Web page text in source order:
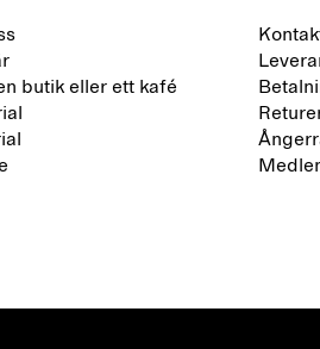
butik eller ett kafé